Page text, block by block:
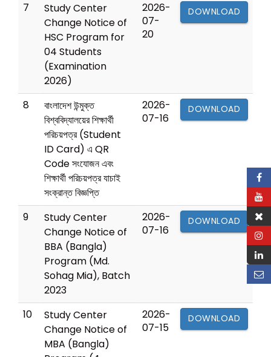
7
Study Center
Change Notice of
HSC Program for
04 Students
(Examination
2026)
2026-
07-
20
DOWNLOAD
8
বাংলাদেশ উন্মুক্ত
বিশ্ববিদ্যালয়ের শিক্ষার্থী
পরিচয়পত্র (Student
ID Card) এ QR
Code সংযোজন এবং
শিক্ষার্থী পরিচয়পত্র যাচাই
সংক্রান্ত বিজ্ঞপ্তি
2026-
07-16
DOWNLOAD
9
Study Center
Change Notice of
BBA (Bangla)
Program (Md.
Sohag Mia), Batch
2023
2026-
07-16
DOWNLOAD
10
Study Center
Change Notice of
MBA (Bangla)
2026-
07-15
DOWNLOAD